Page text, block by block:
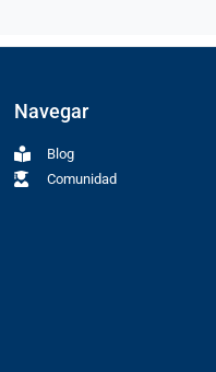
Navegar
Blog
Comunidad